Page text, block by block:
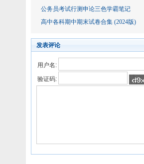
公务员考试行测申论三色学霸笔记
高中各科期中期末试卷合集 (2024版)
发表评论
用户名:
验证码: